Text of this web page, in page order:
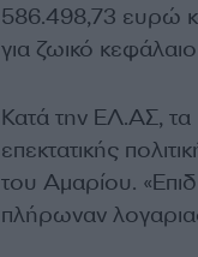
586.498,73 ευρώ
για ζωικό
Κατά την ΕΛ.ΑΣ, τα
επεκτατικής
του Αμαρίου.
πλήρωναν